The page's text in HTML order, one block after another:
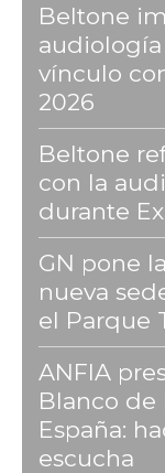
Beltone
audiología
vínculo
2026
Beltone
con la
durante
GN pone
nueva
el Parque
ANFIA
Blanco de
España:
escucha